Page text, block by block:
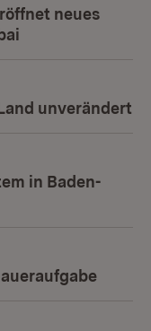
neues
unverändert
in Baden-